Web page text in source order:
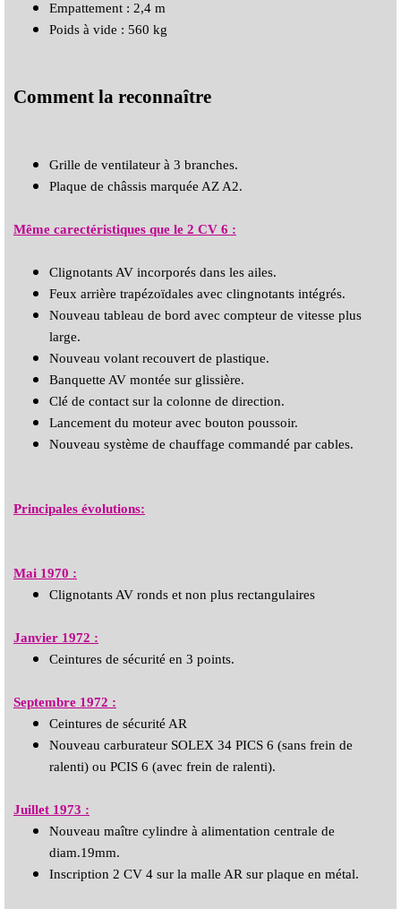
Empattement : 2,4 m
Poids à vide : 560 kg
Comment la reconnaître
Grille de ventilateur à 3 branches.
Plaque de châssis marquée AZ A2.
Même carectéristiques que le 2 CV 6 :
Clignotants AV incorporés dans les ailes.
Feux arrière trapézoïdales avec clingnotants intégrés.
Nouveau tableau de bord avec compteur de vitesse plus
large.
Nouveau volant recouvert de plastique.
Banquette AV montée sur glissière.
Clé de contact sur la colonne de direction.
Lancement du moteur avec bouton poussoir.
Nouveau système de chauffage commandé par cables.
Principales évolutions:
Mai 1970 :
Clignotants AV ronds et non plus rectangulaires
Janvier 1972 :
Ceintures de sécurité en 3 points.
Septembre 1972 :
Ceintures de sécurité AR
Nouveau carburateur SOLEX 34 PICS 6 (sans frein de
ralenti) ou PCIS 6 (avec frein de ralenti).
Juillet 1973 :
Nouveau maître cylindre à alimentation centrale de
diam.19mm.
Inscription 2 CV 4 sur la malle AR sur plaque en métal.